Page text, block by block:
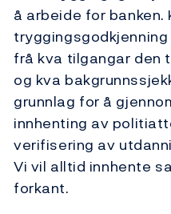
å arbeide for banken.
frå kva tilgangar den
og kva
grunnlag for å
innhenting av
verifisering av
Vi vil alltid innhente
forkant.